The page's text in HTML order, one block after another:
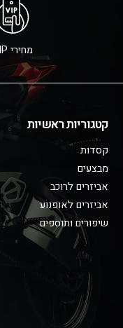
מחירי VIP
קטגוריות ראשיות
קסדות
מבצעים
אביזרים לרוכב
אביזרים לאופנוע
שיפורים ותוספים